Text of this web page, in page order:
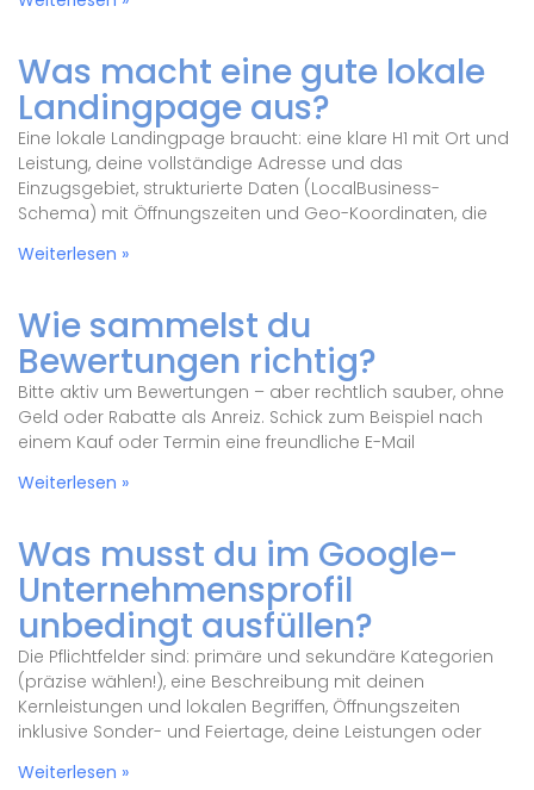
Was macht eine gute lokale
Landingpage aus?
Eine lokale Landingpage braucht: eine klare H1 mit Ort und
Leistung, deine vollständige Adresse und das
Einzugsgebiet, strukturierte Daten (LocalBusiness-
Schema) mit Öffnungszeiten und Geo-Koordinaten, die
Weiterlesen »
Wie sammelst du
Bewertungen richtig?
Bitte aktiv um Bewertungen – aber rechtlich sauber, ohne
Geld oder Rabatte als Anreiz. Schick zum Beispiel nach
einem Kauf oder Termin eine freundliche E-Mail
Weiterlesen »
Was musst du im Google-
Unternehmensprofil
unbedingt ausfüllen?
Die Pflichtfelder sind: primäre und sekundäre Kategorien
(präzise wählen!), eine Beschreibung mit deinen
Kernleistungen und lokalen Begriffen, Öffnungszeiten
inklusive Sonder- und Feiertage, deine Leistungen oder
Weiterlesen »